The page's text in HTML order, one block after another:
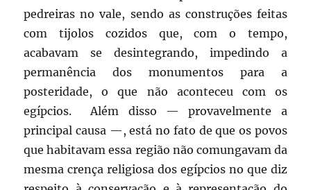
pedreiras no vale, sendo as construções feitas
com tijolos cozidos que, com o tempo,
acabavam se desintegrando, impedindo a
permanência dos monumentos para a
posteridade, o que não aconteceu com os
egípcios. Além disso — provavelmente a
principal causa —, está no fato de que os povos
que habitavam essa região não comungavam da
mesma crença religiosa dos egípcios no que diz